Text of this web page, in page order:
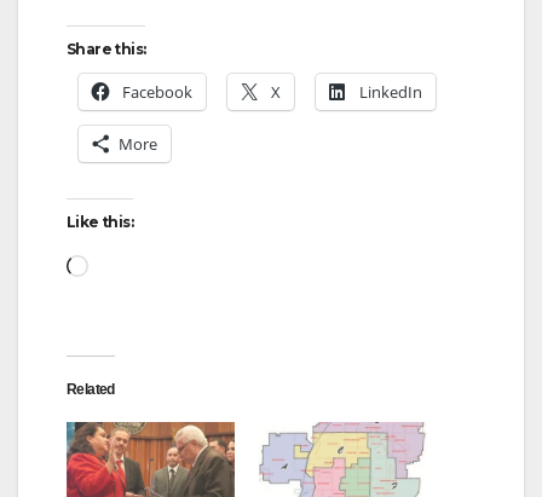
Share this:
Facebook X LinkedIn
More
Like this:
Loading…
Related